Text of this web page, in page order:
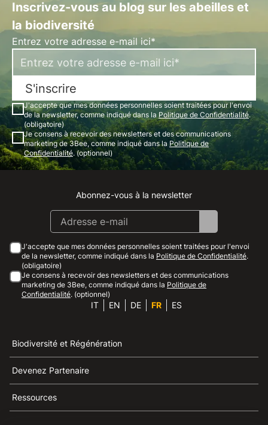
Inscrivez-vous au blog sur les abeilles et
la biodiversité
Entrez votre adresse e-mail ici*
S'inscrire
J'accepte que mes données personnelles soient traitées pour l'envoi
de la newsletter, comme indiqué dans la Politique de Confidentialité.
(obligatoire)
Je consens à recevoir des newsletters et des communications
marketing de 3Bee, comme indiqué dans la Politique de
Confidentialité. (optionnel)
Instagram
Facebook
Linkedin
Youtube
Abonnez-vous à la newsletter
J'accepte que mes données personnelles soient traitées pour l'envoi
de la newsletter, comme indiqué dans la Politique de Confidentialité.
(obligatoire)
Je consens à recevoir des newsletters et des communications
marketing de 3Bee, comme indiqué dans la Politique de
Confidentialité. (optionnel)
IT EN DE FR ES
Biodiversité et Régénération
Devenez Partenaire
Ressources